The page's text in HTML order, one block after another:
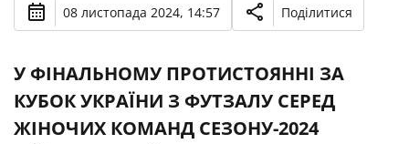
08 листопада 2024, 14:57 Поділитися
У ФІНАЛЬНОМУ ПРОТИСТОЯННІ ЗА
КУБОК УКРАЇНИ З ФУТЗАЛУ СЕРЕД
ЖІНОЧИХ КОМАНД СЕЗОНУ-2024